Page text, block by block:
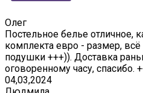
Олег
Постельное белье отличное,
комплекта евро - размер, всё
подушки +++)). Доставка
оговоренному часу, спасибо.
04,03,2024